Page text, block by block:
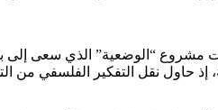
“الوضعية” الذي سعى إلى
حاول نقل التفكير الفلسفي من